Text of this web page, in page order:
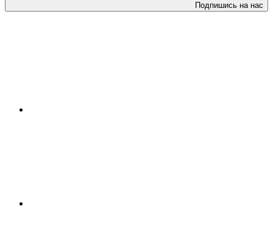
Подпишись на нас